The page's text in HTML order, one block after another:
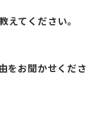
てください。
をお聞かせくださ